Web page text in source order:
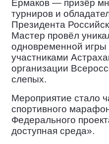
Ермаков — призёр
турниров и
Президента
Мастер провёл
одновременной игры
участниками
организации
слепых.
Мероприятие стало
спортивного
Федерального
доступная среда».